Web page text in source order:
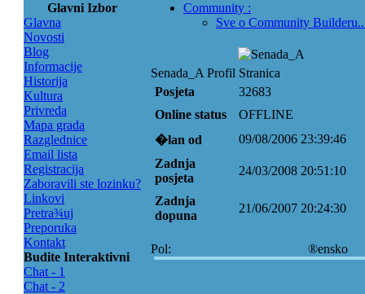
Glavni Izbor
Glavna
Novosti
Blog
Informacije
Historija
Kultura
Privreda
Mapa grada
Razglednice
Email lista
Registracija
Zaboravili ste lozinku?
Linkovi
Pretra¾uj
Preporuka
Kontakt
Budite Interaktivni
Chat - 1
Chat - 2
Community :
Sve o Community
Senada_A Profil Stranica
Posjeta
32683
Online status
OFFLINE
�lan od
09/08/2006 23:39:46
Zadnja
posjeta
24/03/2008 20:51:10
Zadnja
dopuna
21/06/2007 20:24:30
Pol: ®ensko